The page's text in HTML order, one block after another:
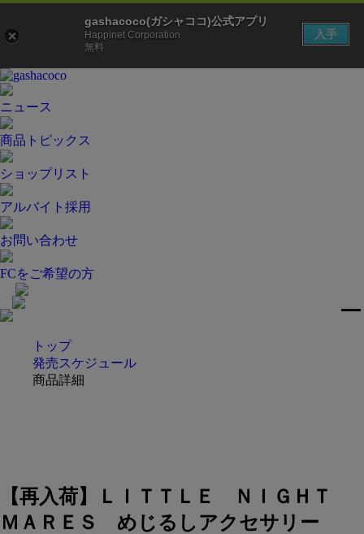
gashacoco(ガシャココ)公式アプリ
Happinet Corporation
無料
入手
ニュース
商品トピックス
ショップリスト
アルバイト採用
お問い合わせ
FCをご希望の方
トップ
発売スケジュール
商品詳細
【再入荷】ＬＩＴＴＬＥ ＮＩＧＨＴ
ＭＡＲＥＳ めじるしアクセサリー